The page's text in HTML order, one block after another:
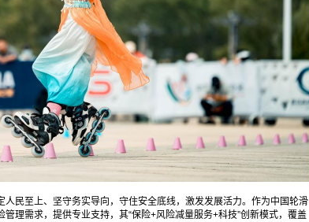
民至上、坚守务实导向，守住安全底线，激发发展活力。作为中国轮滑
理需求，提供专业支持，其“保险+风险减量服务+科技”创新模式，覆盖